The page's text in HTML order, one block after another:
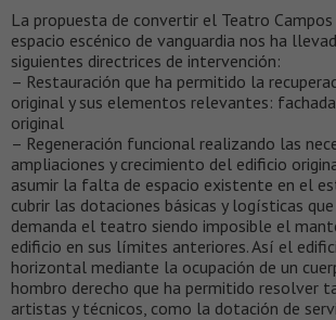
La propuesta de convertir el Teatro
espacio escénico de vanguardia nos ha
siguientes directrices de intervención:
– Restauración que ha permitido la
original y sus elementos relevantes:
original
– Regeneración funcional realizando las
ampliaciones y crecimiento del edificio
asumir la falta de espacio existente en el
cubrir las dotaciones básicas y logísticas
demanda el teatro siendo imposible el
edificio en sus límites anteriores. Así el
horizontal mediante la ocupación de un
hombro derecho que ha permitido resolver
artistas y técnicos, como la dotación de